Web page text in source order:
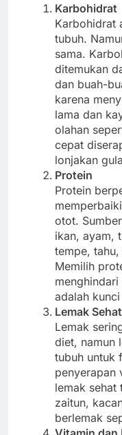
Karbohidrat
Karbohidrat
tubuh.
sama.
ditemukan
dan buah-
karena
lama dan
olahan
cepat
lonjakan
Protein
Protein
otot.
ikan, ayam,
tempe,
Memilih
adalah
Lemak Sehat
Lemak
diet, namun
tubuh untuk
penyerapan
lemak sehat
zaitun,
berlemak